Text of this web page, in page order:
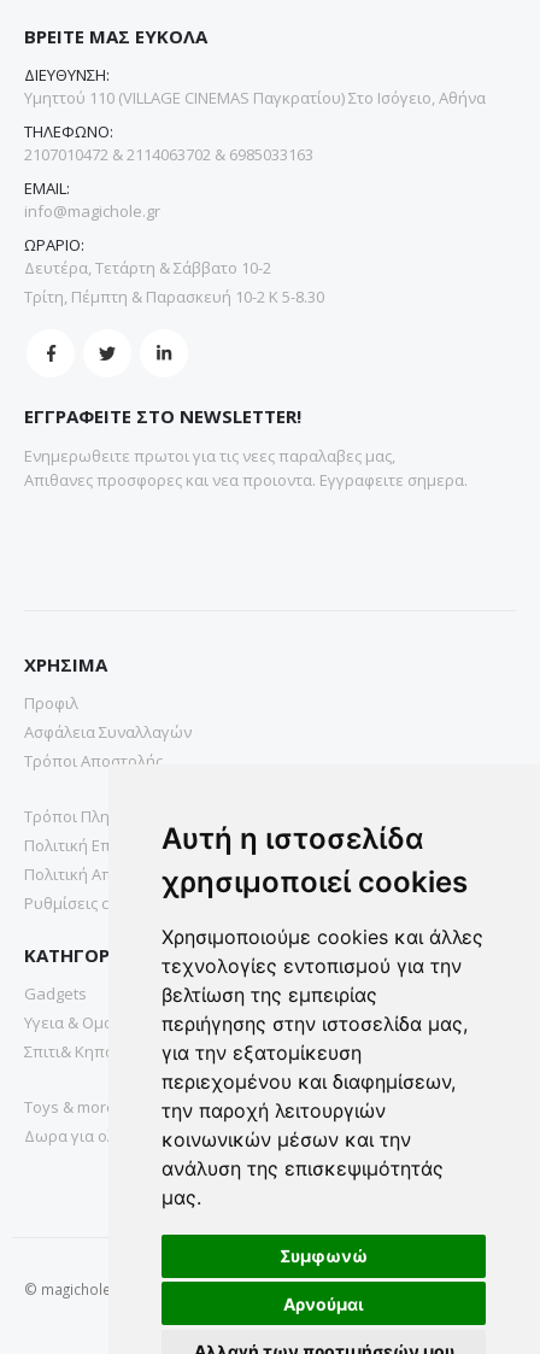
Αυτή η ιστοσελίδα
χρησιμοποιεί cookies
Χρησιμοποιούμε cookies και άλλες
τεχνολογίες εντοπισμού για την
βελτίωση της εμπειρίας
περιήγησης στην ιστοσελίδα μας,
για την εξατομίκευση
περιεχομένου και διαφημίσεων,
την παροχή λειτουργιών
κοινωνικών μέσων και την
ανάλυση της επισκεψιμότητάς
μας.
Συμφωνώ
Αρνούμαι
ΒΡΕΙΤΕ ΜΑΣ ΕΥΚΟΛΑ
ΔΙΕΥΘΥΝΣΗ:
Υμηττού 110 (VILLAGE CINEMAS Παγκρατίου) Στο Ισόγειο, Αθήνα
ΤΗΛΕΦΩΝΟ:
2107010472 & 2114063702 & 6985033163
EMAIL:
info@magichole.gr
ΩΡΑΡΙΟ:
Δευτέρα, Τετάρτη & Σάββατο 10-2
Τρίτη, Πέμπτη & Παρασκευή 10-2 Κ 5-8.30
ΕΓΓΡΑΦΕΙΤΕ ΣΤΟ NEWSLETTER!
Ενημερωθειτε πρωτοι για τις νεες παραλαβες μας,
Απιθανες προσφορες και νεα προιοντα. Εγγραφειτε σημερα.
ΧΡΗΣΙΜΑ
Προφιλ
Ασφάλεια Συναλλαγών
Τρόποι Αποστολής
Τρόποι Πληρωμής
Πολιτική Επιστροφών
Πολιτική Απορρήτου
Ρυθμίσεις cookies
ΚΑΤΗΓΟΡΙΕΣ
Gadgets
Υγεια & Ομορφια
Σπιτι& Κηπος
Toys & more
Δωρα για ολους
© magichole.gr 2022. All Rights Reserved.